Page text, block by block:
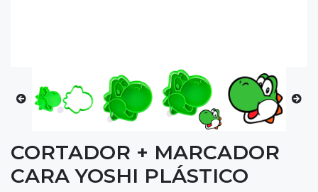
CORTADOR + MARCADOR
CARA YOSHI PLÁSTICO